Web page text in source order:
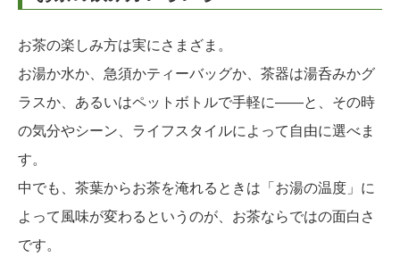
お茶の楽しみ方は実にさまざま。
お湯か水か、急須かティーバッグか、茶器は湯呑みかグ
ラスか、あるいはペットボトルで手軽に——と、その時
の気分やシーン、ライフスタイルによって自由に選べま
す。
中でも、茶葉からお茶を淹れるときは「お湯の温度」に
よって風味が変わるというのが、お茶ならではの面白さ
です。